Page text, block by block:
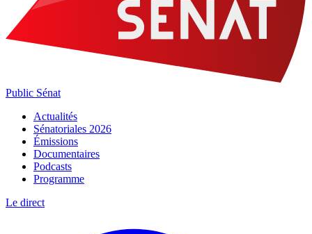
Public Sénat
Actualités
Sénatoriales 2026
Émissions
Documentaires
Podcasts
Programme
Le direct